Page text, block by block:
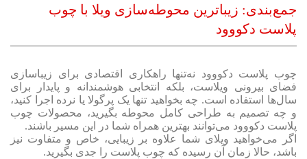
جمع‌بندی: زیباترین محوطه‌سازی ویلا با چوب
پلاست دکووود
چوب پلاست دکووود نه‌تنها راهکاری اقتصادی برای زیباسازی
فضای بیرونی ویلاست، بلکه انتخابی هوشمندانه و پایدار برای
سال‌ها استفاده است. چه بخواهید تنها یک پرگولا یا نرده اجرا کنید،
و چه تصمیم به طراحی کامل محوطه بگیرید، محصولات چوب
پلاست دکووود می‌توانند بهترین همراه شما در این مسیر باشند.
اگر می‌خواهید ویلای شما علاوه بر زیبایی، خاص و متفاوت نیز
باشد، حالا زمان آن رسیده که چوب پلاست را جدی بگیرید.